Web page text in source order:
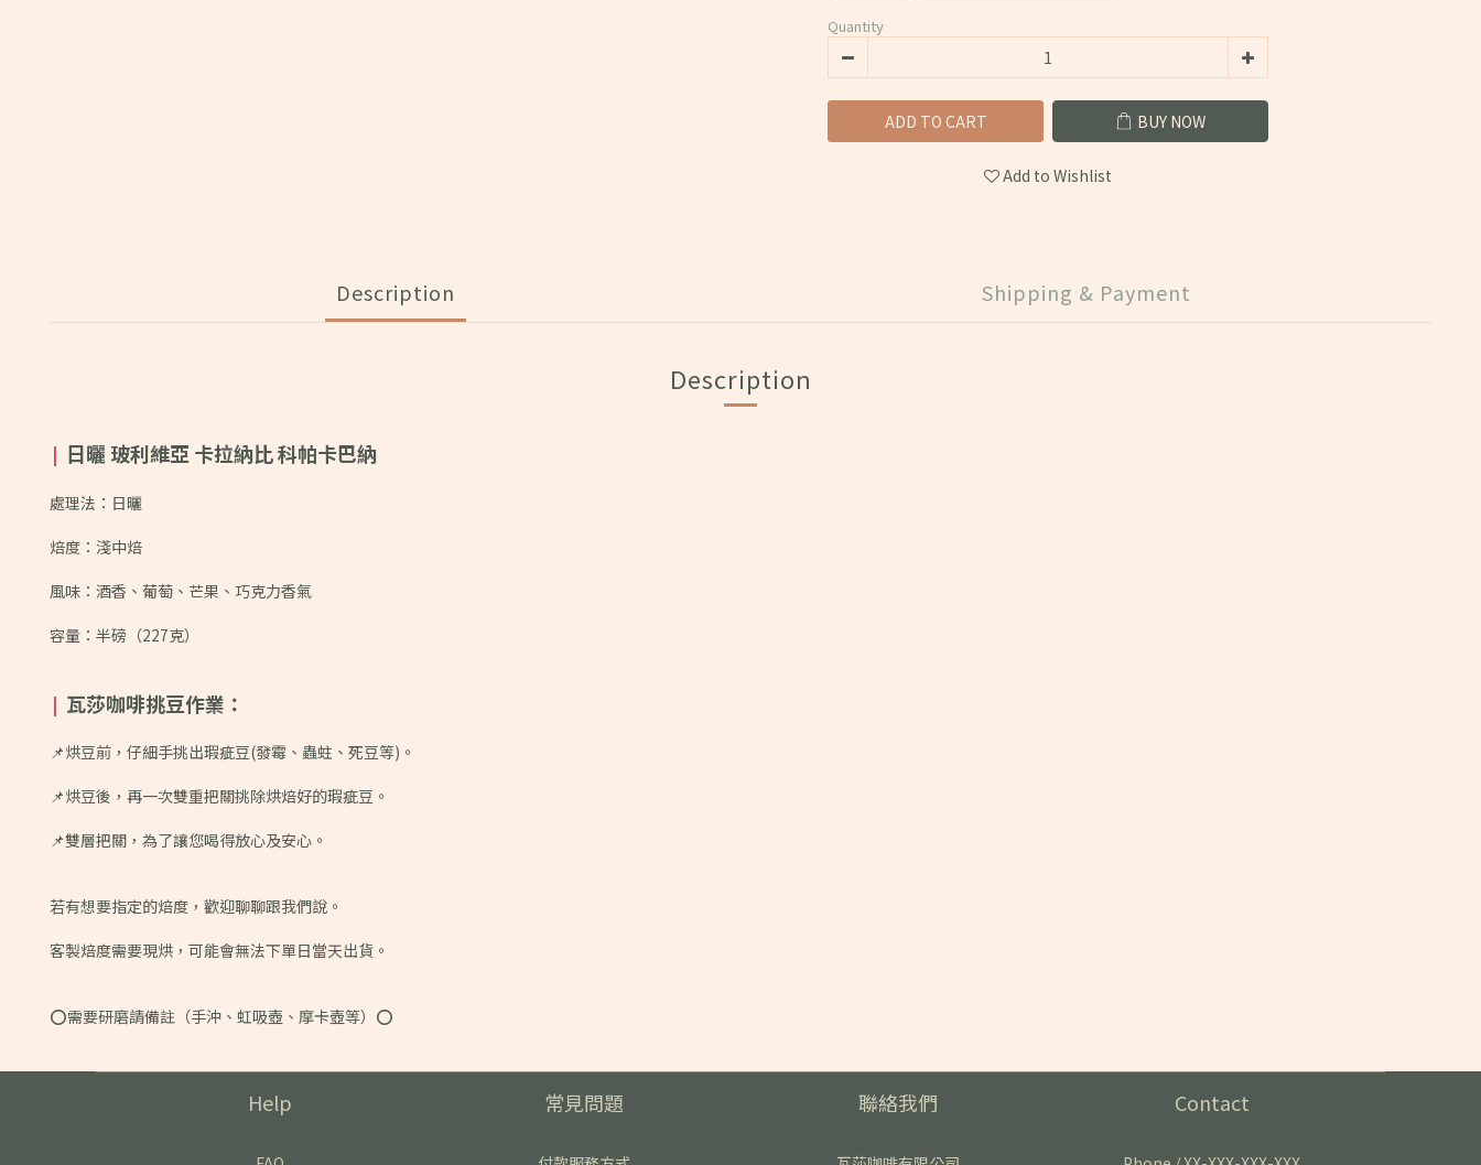
Quantity
ADD TO CART BUY NOW
Add to Wishlist
Description Shipping & Payment
Description
| 日曬 玻利維亞 卡拉納比 科帕卡巴納
處理法：日曬
焙度：淺中焙
風味： 酒香、葡萄、芒果、巧克力香氣
容量：半磅（227克）
| 瓦莎咖啡挑豆作業：
📌烘豆前，仔細手挑出瑕疵豆(發霉、蟲蛀、死豆等)。
📌烘豆後，再一次雙重把關挑除烘焙好的瑕疵豆。
📌雙層把關，為了讓您喝得放心及安心。
若有想要指定的焙度，歡迎聊聊跟我們說。
客製焙度需要現烘，可能會無法下單日當天出貨。
⭕️需要研磨請備註（手沖、虹吸壺、摩卡壺等）⭕️
Help 常見問題 聯絡我們 Contact